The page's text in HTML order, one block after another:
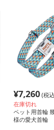
¥7,260(税
在庫切れ
ペット用首輪
様の愛犬首輪